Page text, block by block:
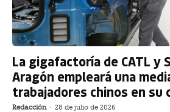
La gigafactoría de CATL y
Aragón empleará una
trabajadores chinos en su
Redacción - 28 de julio de 2026